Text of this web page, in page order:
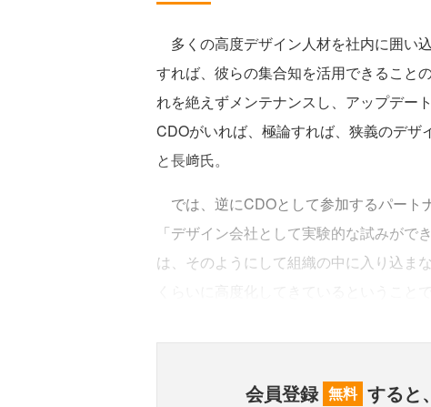
多くの高度デザイン人材を社内に囲い
すれば、彼らの集合知を活用できること
れを絶えずメンテナンスし、アップデー
CDOがいれば、極論すれば、狭義のデザ
と長﨑氏。
では、逆にCDOとして参加するパート
「デザイン会社として実験的な試みが
は、そのようにして組織の中に入り込ま
会員登録 無料 すると